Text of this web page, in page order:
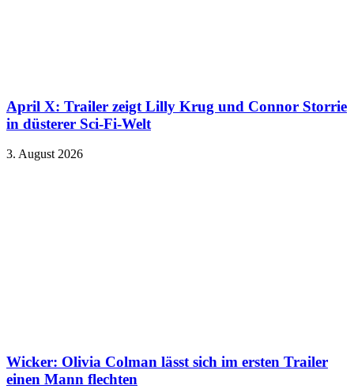
April X: Trailer zeigt Lilly Krug und Connor Storrie
in düsterer Sci-Fi-Welt
3. August 2026
Wicker: Olivia Colman lässt sich im ersten Trailer
einen Mann flechten